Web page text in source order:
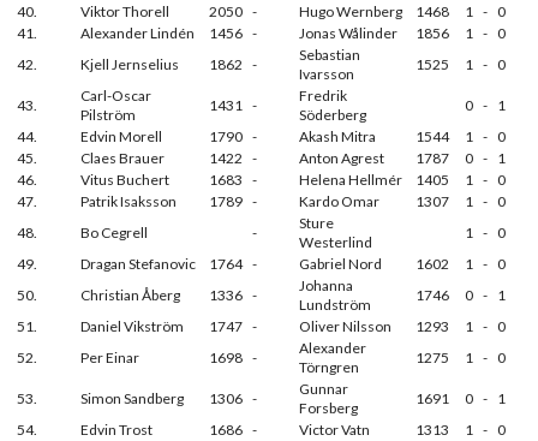
40.
Viktor Thorell 2050 - Hugo Wernberg 1468 1 - 0
41.
Alexander Lindén 1456 - Jonas Wålinder 1856 1 - 0
42.
Kjell Jernselius 1862 -
Sebastian
Ivarsson
1525 1 - 0
43.
Carl-Oscar
Pilström
1431 -
Fredrik
Söderberg
0 - 1
44.
Edvin Morell 1790 - Akash Mitra 1544 1 - 0
45.
Claes Brauer 1422 - Anton Agrest 1787 0 - 1
46.
Vitus Buchert 1683 - Helena Hellmér 1405 1 - 0
47.
Patrik Isaksson 1789 - Kardo Omar 1307 1 - 0
48.
Bo Cegrell -
Sture
Westerlind
1 - 0
49.
Dragan Stefanovic 1764 - Gabriel Nord 1602 1 - 0
50.
Christian Åberg 1336 -
Johanna
Lundström
1746 0 - 1
51.
Daniel Vikström 1747 - Oliver Nilsson 1293 1 - 0
52.
Per Einar 1698 -
Alexander
Törngren
1275 1 - 0
53. Simon Sandberg 1306 -
Gunnar
Forsberg
1691 0 - 1
54.
Edvin Trost 1686 - Victor Vatn 1313 1 - 0